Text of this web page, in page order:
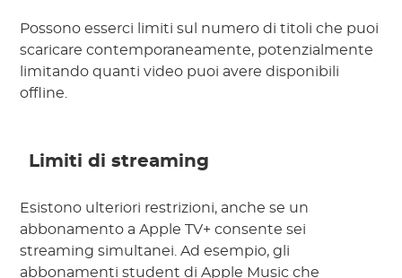
Possono esserci limiti sul numero di titoli che puoi
scaricare contemporaneamente, potenzialmente
limitando quanti video puoi avere disponibili
offline.
Limiti di streaming
Esistono ulteriori restrizioni, anche se un
abbonamento a Apple TV+ consente sei
streaming simultanei. Ad esempio, gli
abbonamenti student di Apple Music che